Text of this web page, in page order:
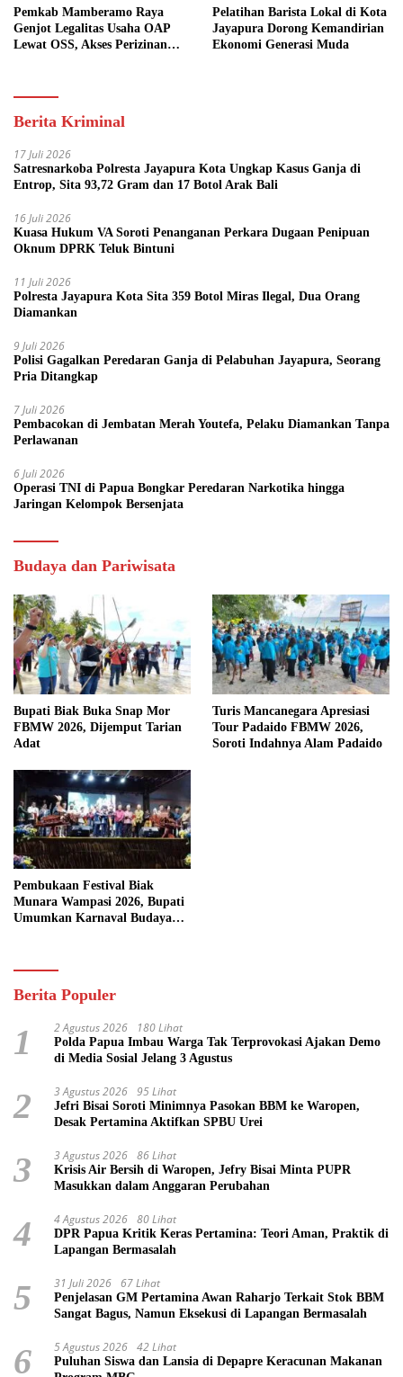
Pemkab Mamberamo Raya
Genjot Legalitas Usaha OAP
Lewat OSS, Akses Perizinan
Pelatihan Barista Lokal di Kota
Jayapura Dorong Kemandirian
Ekonomi Generasi Muda
Berita Kriminal
17 Juli 2026
Satresnarkoba Polresta Jayapura Kota Ungkap Kasus Ganja di
Entrop, Sita 93,72 Gram dan 17 Botol Arak Bali
16 Juli 2026
Kuasa Hukum VA Soroti Penanganan Perkara Dugaan Penipuan
Oknum DPRK Teluk Bintuni
11 Juli 2026
Polresta Jayapura Kota Sita 359 Botol Miras Ilegal, Dua Orang
Diamankan
9 Juli 2026
Polisi Gagalkan Peredaran Ganja di Pelabuhan Jayapura, Seorang
Pria Ditangkap
7 Juli 2026
Pembacokan di Jembatan Merah Youtefa, Pelaku Diamankan Tanpa
Perlawanan
6 Juli 2026
Operasi TNI di Papua Bongkar Peredaran Narkotika hingga
Jaringan Kelompok Bersenjata
Budaya dan Pariwisata
Bupati Biak Buka Snap Mor
FBMW 2026, Dijemput Tarian
Adat
Turis Mancanegara Apresiasi
Tour Padaido FBMW 2026,
Soroti Indahnya Alam Padaido
Pembukaan Festival Biak
Munara Wampasi 2026, Bupati
Umumkan Karnaval Budaya
Berita Populer
1 2 Agustus 2026 180 Lihat
Polda Papua Imbau Warga Tak Terprovokasi Ajakan Demo
di Media Sosial Jelang 3 Agustus
2 3 Agustus 2026 95 Lihat
Jefri Bisai Soroti Minimnya Pasokan BBM ke Waropen,
Desak Pertamina Aktifkan SPBU Urei
3 3 Agustus 2026 86 Lihat
Krisis Air Bersih di Waropen, Jefry Bisai Minta PUPR
Masukkan dalam Anggaran Perubahan
4 4 Agustus 2026 80 Lihat
DPR Papua Kritik Keras Pertamina: Teori Aman, Praktik di
Lapangan Bermasalah
5 31 Juli 2026 67 Lihat
Penjelasan GM Pertamina Awan Raharjo Terkait Stok BBM
Sangat Bagus, Namun Eksekusi di Lapangan Bermasalah
6 5 Agustus 2026 42 Lihat
Puluhan Siswa dan Lansia di Depapre Keracunan Makanan